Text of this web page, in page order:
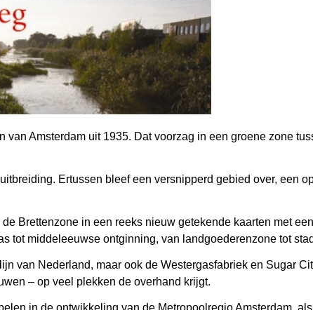
Amsterdam uit 1935. Dat voorzag in een groene zone
Ertussen bleef een versnipperd gebied over, een
Brettenzone in een reeks nieuw getekende kaarten met
tot middeleeuwse ontginning, van landgoederenzone tot
van Nederland, maar ook de Westergasfabriek en Sugar
– op veel plekken de overhand krijgt.
in de ontwikkeling van de Metropoolregio Amsterdam,